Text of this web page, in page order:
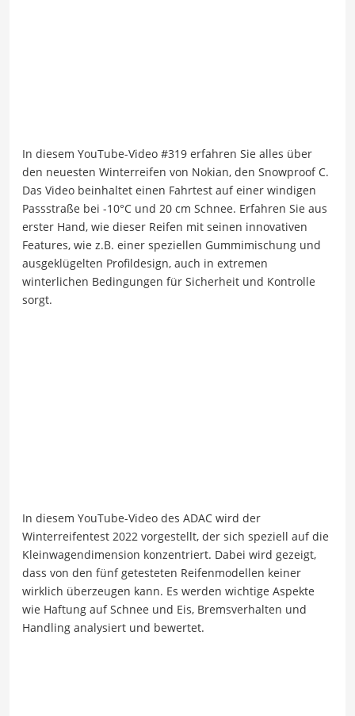
In diesem YouTube-Video #319 erfahren Sie alles über
den neuesten Winterreifen von Nokian, den Snowproof C.
Das Video beinhaltet einen Fahrtest auf einer windigen
Passstraße bei -10°C und 20 cm Schnee. Erfahren Sie aus
erster Hand, wie dieser Reifen mit seinen innovativen
Features, wie z.B. einer speziellen Gummimischung und
ausgeklügelten Profildesign, auch in extremen
winterlichen Bedingungen für Sicherheit und Kontrolle
sorgt.
In diesem YouTube-Video des ADAC wird der
Winterreifentest 2022 vorgestellt, der sich speziell auf die
Kleinwagendimension konzentriert. Dabei wird gezeigt,
dass von den fünf getesteten Reifenmodellen keiner
wirklich überzeugen kann. Es werden wichtige Aspekte
wie Haftung auf Schnee und Eis, Bremsverhalten und
Handling analysiert und bewertet.